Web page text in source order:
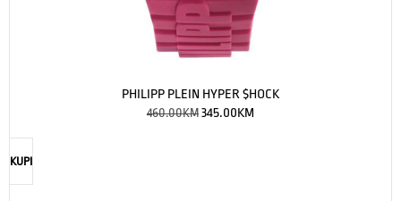
PHILIPP PLEIN HYPER $HOCK
460.00KM345.00KM
KUPI